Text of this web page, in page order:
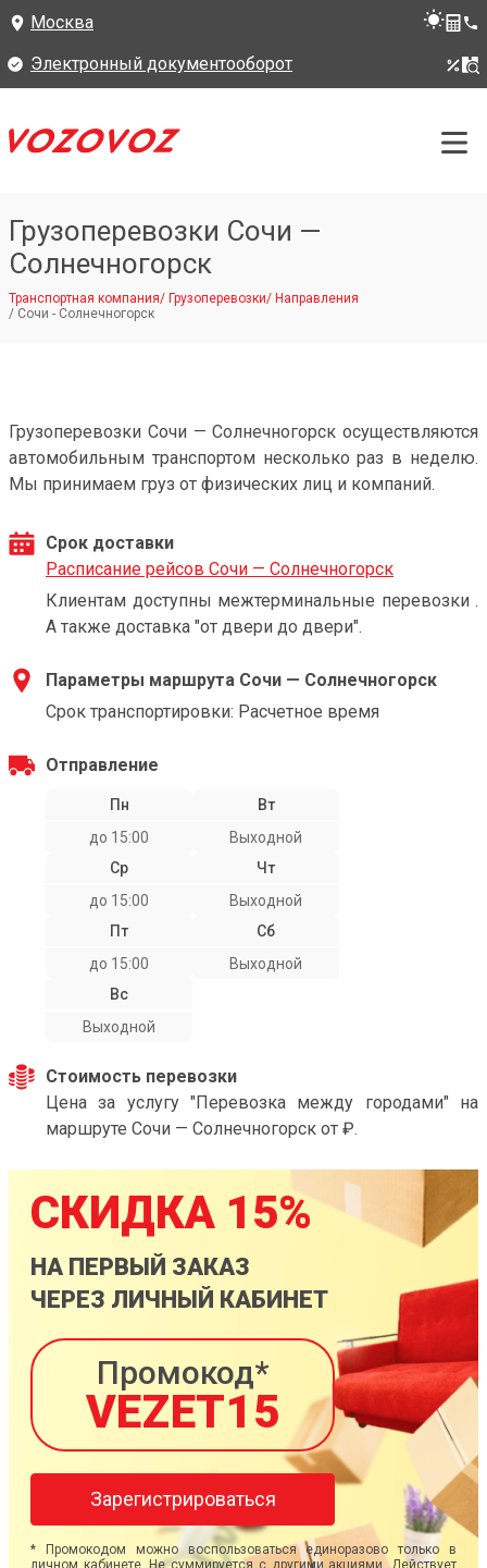
Москва
Электронный документооборот
Грузоперевозки Сочи —
Солнечногорск
Транспортная компания/ Грузоперевозки/ Направления
/ Сочи - Солнечногорск
Грузоперевозки Сочи — Солнечногорск осуществляются
автомобильным транспортом несколько раз в неделю.
Мы принимаем груз от физических лиц и компаний.
Срок доставки
Расписание рейсов Сочи — Солнечногорск
Клиентам доступны межтерминальные перевозки .
А также доставка "от двери до двери".
Параметры маршрута Сочи — Солнечногорск
Срок транспортировки: Расчетное время
Отправление
Пн
до 15:00
Вт
Выходной
Ср
до 15:00
Чт
Выходной
Пт
до 15:00
Сб
Выходной
Вс
Выходной
Стоимость перевозки
Цена за услугу "Перевозка между городами" на
маршруте Сочи — Солнечногорск от ₽.
СКИДКА 15%
НА ПЕРВЫЙ ЗАКАЗ
ЧЕРЕЗ ЛИЧНЫЙ КАБИНЕТ
Промокод*
VEZET15
Зарегистрироваться
* Промокодом можно воспользоваться единоразово только в
личном кабинете. Не суммируется с другими акциями. Действует